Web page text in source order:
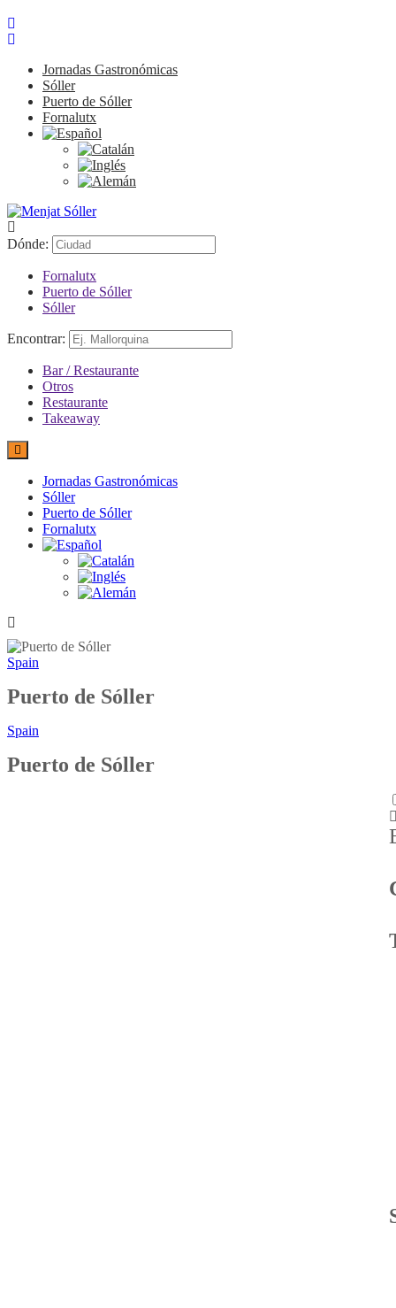
Jornadas Gastronómicas
Sóller
Puerto de Sóller
Fornalutx
Dónde:
Fornalutx
Puerto de Sóller
Sóller
Encontrar:
Bar / Restaurante
Otros
Restaurante
Takeaway
Jornadas Gastronómicas
Sóller
Puerto de Sóller
Fornalutx
Spain
Puerto de Sóller
Spain
Puerto de Sóller